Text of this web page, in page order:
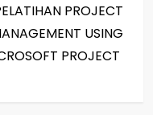
PROJECT
USING
PROJECT